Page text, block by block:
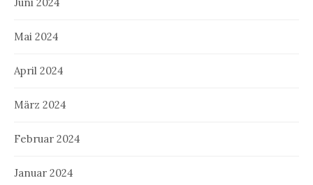
Mai 2024
April 2024
März 2024
Februar 2024
Januar 2024